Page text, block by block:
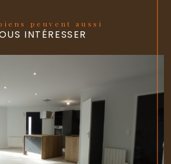
biens peuvent aussi
INTÉRESSER